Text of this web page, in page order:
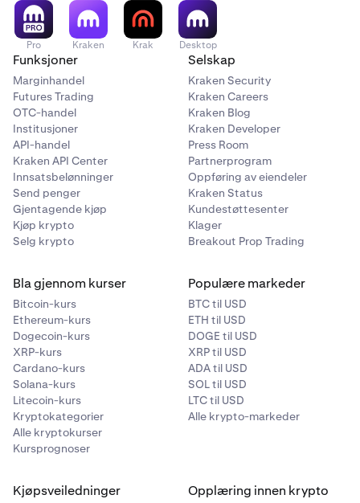
Pro Kraken Krak Desktop
Funksjoner
Marginhandel
Futures Trading
OTC-handel
Institusjoner
API-handel
Kraken API Center
Innsatsbelønninger
Send penger
Gjentagende kjøp
Kjøp krypto
Selg krypto
Selskap
Kraken Security
Kraken Careers
Kraken Blog
Kraken Developer
Press Room
Partnerprogram
Oppføring av eiendeler
Kraken Status
Kundestøttesenter
Klager
Breakout Prop Trading
Bla gjennom kurser
Bitcoin-kurs
Ethereum-kurs
Dogecoin-kurs
XRP-kurs
Cardano-kurs
Solana-kurs
Litecoin-kurs
Kryptokategorier
Alle kryptokurser
Kursprognoser
Populære markeder
BTC til USD
ETH til USD
DOGE til USD
XRP til USD
ADA til USD
SOL til USD
LTC til USD
Alle krypto-markeder
Kjøpsveiledninger Opplæring innen krypto